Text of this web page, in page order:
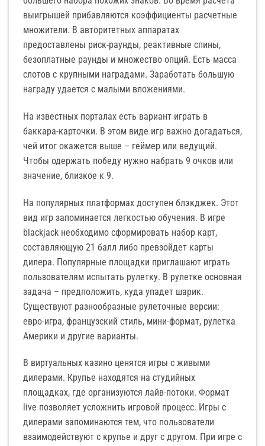
выигрышей прибавляются коэффициенты расчетные
множители. В авторитетных аппаратах
предоставлены риск-раунды, реактивные спины,
безоплатные раунды и множество опций. Есть масса
слотов с крупными наградами. Заработать большую
награду удается с малыми вложениями.
На известных порталах есть вариант играть в
баккара-карточки. В этом виде игр важно догадаться,
чей итог окажется выше – геймер или ведущий.
Чтобы одержать победу нужно набрать 9 очков или
значение, близкое к 9.
На популярных платформах доступен блэкджек. Этот
вид игр запоминается легкостью обучения. В игре
blackjack необходимо сформировать набор карт,
составляющую 21 балл либо превзойдет карты
дилера. Популярные площадки приглашают играть
пользователям испытать рулетку. В рулетке основная
задача – предположить, куда упадет шарик.
Существуют разнообразные рулеточные версии:
евро-игра, французский стиль, мини-формат, рулетка
Америки и другие варианты.
В виртуальных казино ценятся игры с живыми
дилерами. Крупье находятся на студийных
площадках, где организуются лайв-потоки. Формат
live позволяет усложнить игровой процесс. Игры с
дилерами запоминаются тем, что пользователи
взаимодействуют с крупье и друг с другом. При игре с